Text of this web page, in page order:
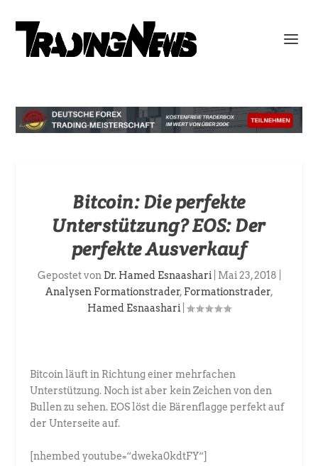
Bitcoin: Die perfekte
Unterstützung? EOS: Der
perfekte Ausverkauf
Gepostet von Dr. Hamed Esnaashari| Mai 23, 2018
Analysen Formationstrader, Formationstrader,
Hamed Esnaashari
Bitcoin läuft in Richtung einer mehrfachen
Unterstützung. Noch ist aber kein Zeichen von den
Bullen zu sehen. EOS löst die Bärenflagge perfekt auf
der Unterseite auf.
[nhembed youtube=“dweka0kdtFY“]